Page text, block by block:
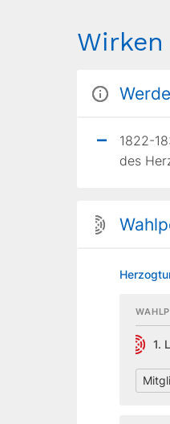
Wirken
1822-
des
1.